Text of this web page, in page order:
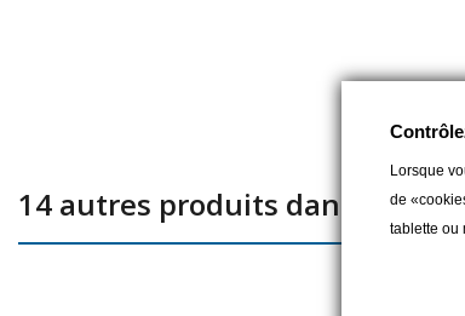
14 autres produits dans la
Lorsque
de
tablette ou